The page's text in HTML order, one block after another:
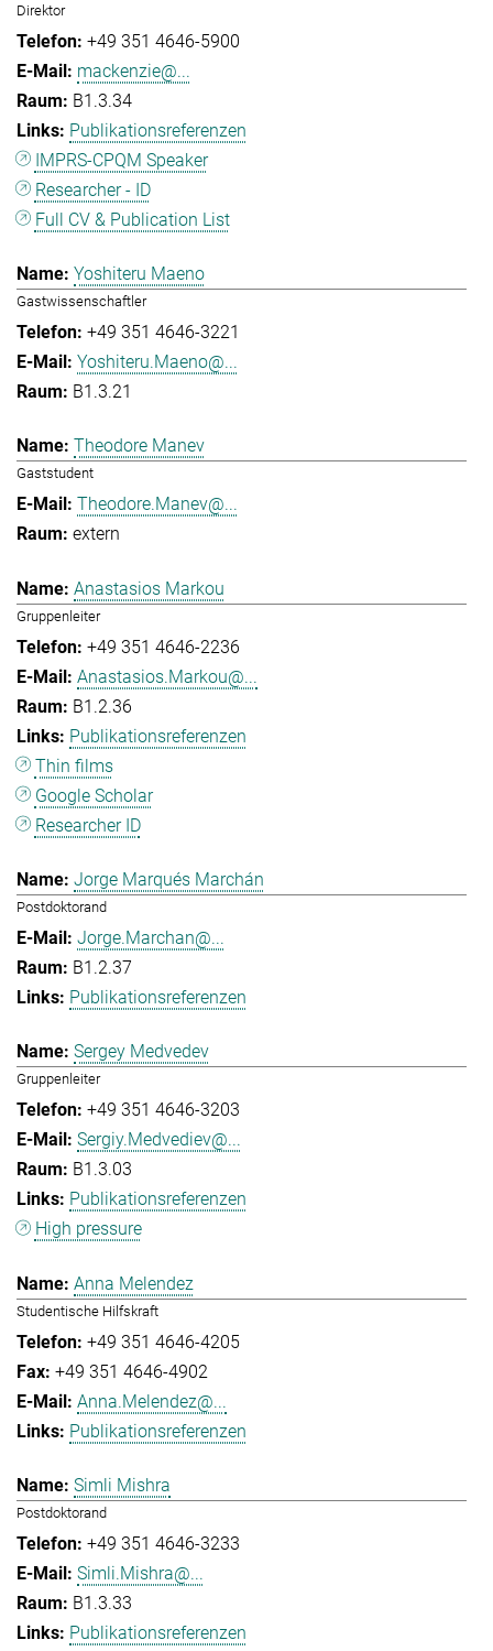
Direktor
+49 351 4646-5900
mackenzie@...
B1.3.34
Publikationsreferenzen
IMPRS-CPQM Speaker
Researcher - ID
Full CV & Publication List
Yoshiteru Maeno
Gastwissenschaftler
+49 351 4646-3221
Yoshiteru.Maeno@...
B1.3.21
Theodore Manev
Gaststudent
Theodore.Manev@...
extern
Anastasios Markou
Gruppenleiter
+49 351 4646-2236
Anastasios.Markou@...
B1.2.36
Publikationsreferenzen
Thin films
Google Scholar
Researcher ID
Jorge Marqués Marchán
Postdoktorand
Jorge.Marchan@...
B1.2.37
Publikationsreferenzen
Sergey Medvedev
Gruppenleiter
+49 351 4646-3203
Sergiy.Medvediev@...
B1.3.03
Publikationsreferenzen
High pressure
Anna Melendez
Studentische Hilfskraft
+49 351 4646-4205
+49 351 4646-4902
Anna.Melendez@...
Publikationsreferenzen
Simli Mishra
Postdoktorand
+49 351 4646-3233
Simli.Mishra@...
B1.3.33
Publikationsreferenzen